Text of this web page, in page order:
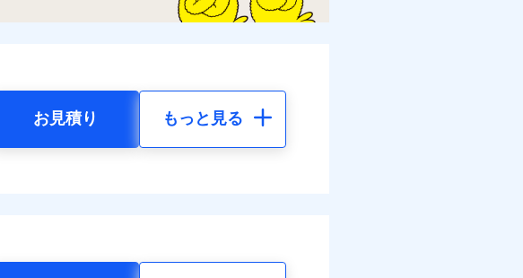
お見積り もっと見る